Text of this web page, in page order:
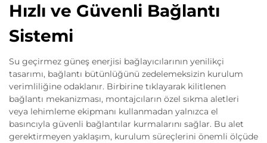
Hızlı ve Güvenli Bağlantı
Sistemi
Su geçirmez güneş enerjisi bağlayıcılarının yenilikçi
tasarımı, bağlantı bütünlüğünü zedelemeksizin kurulum
verimliliğine odaklanır. Birbirine tıklayarak kilitlenen
bağlantı mekanizması, montajcıların özel sıkma aletleri
veya lehimleme ekipmanı kullanmadan yalnızca el
basıncıyla güvenli bağlantılar kurmalarını sağlar. Bu alet
gerektirmeyen yaklaşım, kurulum süreçlerini önemli ölçüde